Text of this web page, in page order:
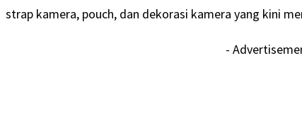
strap kamera, pouch, dan dekorasi kamera yang kini
-